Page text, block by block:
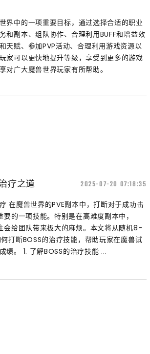
界中的一项重要目标，通过选择合适的职业
和副本、组队协作、合理利用BUFF和增益效
天赋、参加PVP活动、合理利用游戏资源以
家可以更快地提升等级，享受到更多的游戏
对广大魔兽世界玩家有所帮助。
疗之道 2025-07-20 07:18:35
在魔兽世界的PVE副本中，打断对于成功击
要的一项技能。特别是在高难度副本中，
会给团队带来极大的麻烦。本文将从随机8-
打断BOSS的治疗技能，帮助玩家在魔兽试
绩。 1. 了解BOSS的治疗技能 ...